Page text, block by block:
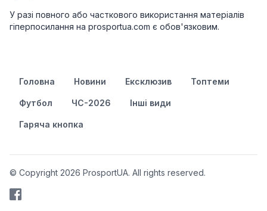
У разі повного або часткового використання матеріалів
гіперпосилання на prosportua.com є обов'язковим.
Головна Новини Ексклюзив Топтеми
Футбол ЧС-2026 Інші види
Гаряча кнопка
© Copyright 2026 ProsportUA. All rights reserved.